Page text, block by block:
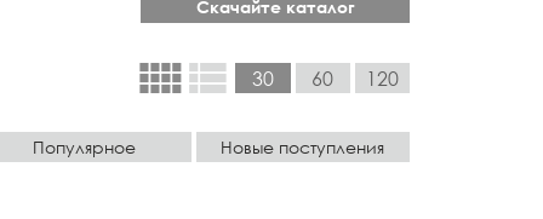
Скачайте каталог
view_comfyview_list 30 60 120
Популярное Новые поступления